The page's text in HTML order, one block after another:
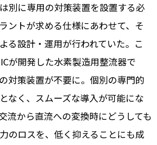
別に専用の対策装置を設置する必
ントが求める仕様にあわせて、そ
る設計・運用が行われていた。こ
が開発した水素製造用整流器で
対策装置が不要に。個別の専門的
なく、スムーズな導入が可能にな
流から直流への変換時にどうしても
のロスを、低く抑えることにも成